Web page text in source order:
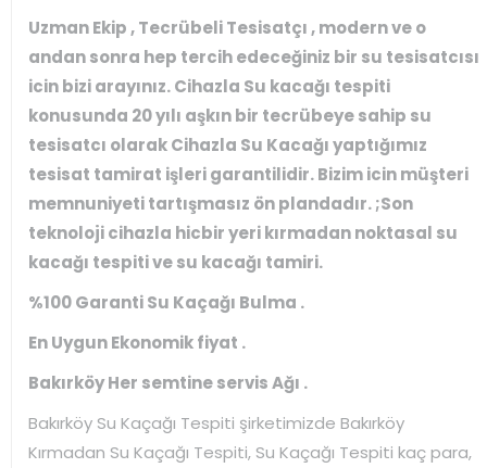
Uzman Ekip , Tecrübeli Tesisatçı , modern ve o
andan sonra hep tercih edeceğiniz bir su tesisatcısı
icin bizi arayınız. Cihazla Su kacağı tespiti
konusunda 20 yılı aşkın bir tecrübeye sahip su
tesisatcı olarak Cihazla Su Kacağı yaptığımız
tesisat tamirat işleri garantilidir. Bizim icin müşteri
memnuniyeti tartışmasız ön plandadır. ;Son
teknoloji cihazla hicbir yeri kırmadan noktasal su
kacağı tespiti ve su kacağı tamiri.
%100 Garanti Su Kaçağı Bulma .
En Uygun Ekonomik fiyat .
Bakırköy Her semtine servis Ağı .
Bakırköy Su Kaçağı Tespiti şirketimizde Bakırköy
Kırmadan Su Kaçağı Tespiti, Su Kaçağı Tespiti kaç para,